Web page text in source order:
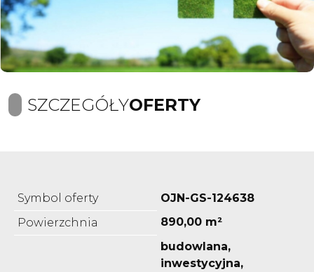
SZCZEGÓŁYOFERTY
Symbol oferty
OJN-GS-124638
Powierzchnia
890,00 m²
budowlana,
inwestycyjna,